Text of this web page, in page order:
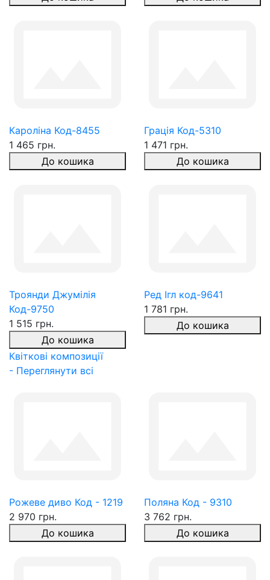
Кароліна Код-8455
1 465 грн.
До кошика
Грація Код-5310
1 471 грн.
До кошика
Троянди Джумілія
Код-9750
1 515 грн.
До кошика
Ред Ігл код-9641
1 781 грн.
До кошика
Квіткові композиції
- Переглянути всі
Рожеве диво Код - 1219
2 970 грн.
До кошика
Поляна Код - 9310
3 762 грн.
До кошика